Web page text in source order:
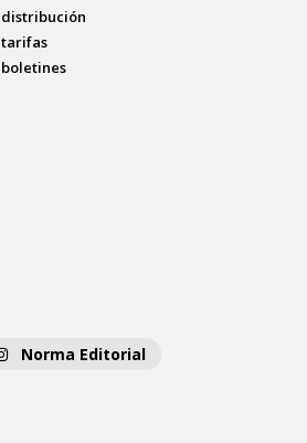
distribución
tarifas
boletines
Norma Editorial